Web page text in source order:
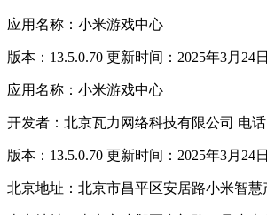
应用名称：小米游戏中心
版本：13.5.0.70 更新时间：2025年3月24日
应用名称：小米游戏中心
开发者：北京瓦力网络科技有限公司 电话
版本：13.5.0.70 更新时间：2025年3月24日
北京地址：北京市昌平区安居路小米智慧